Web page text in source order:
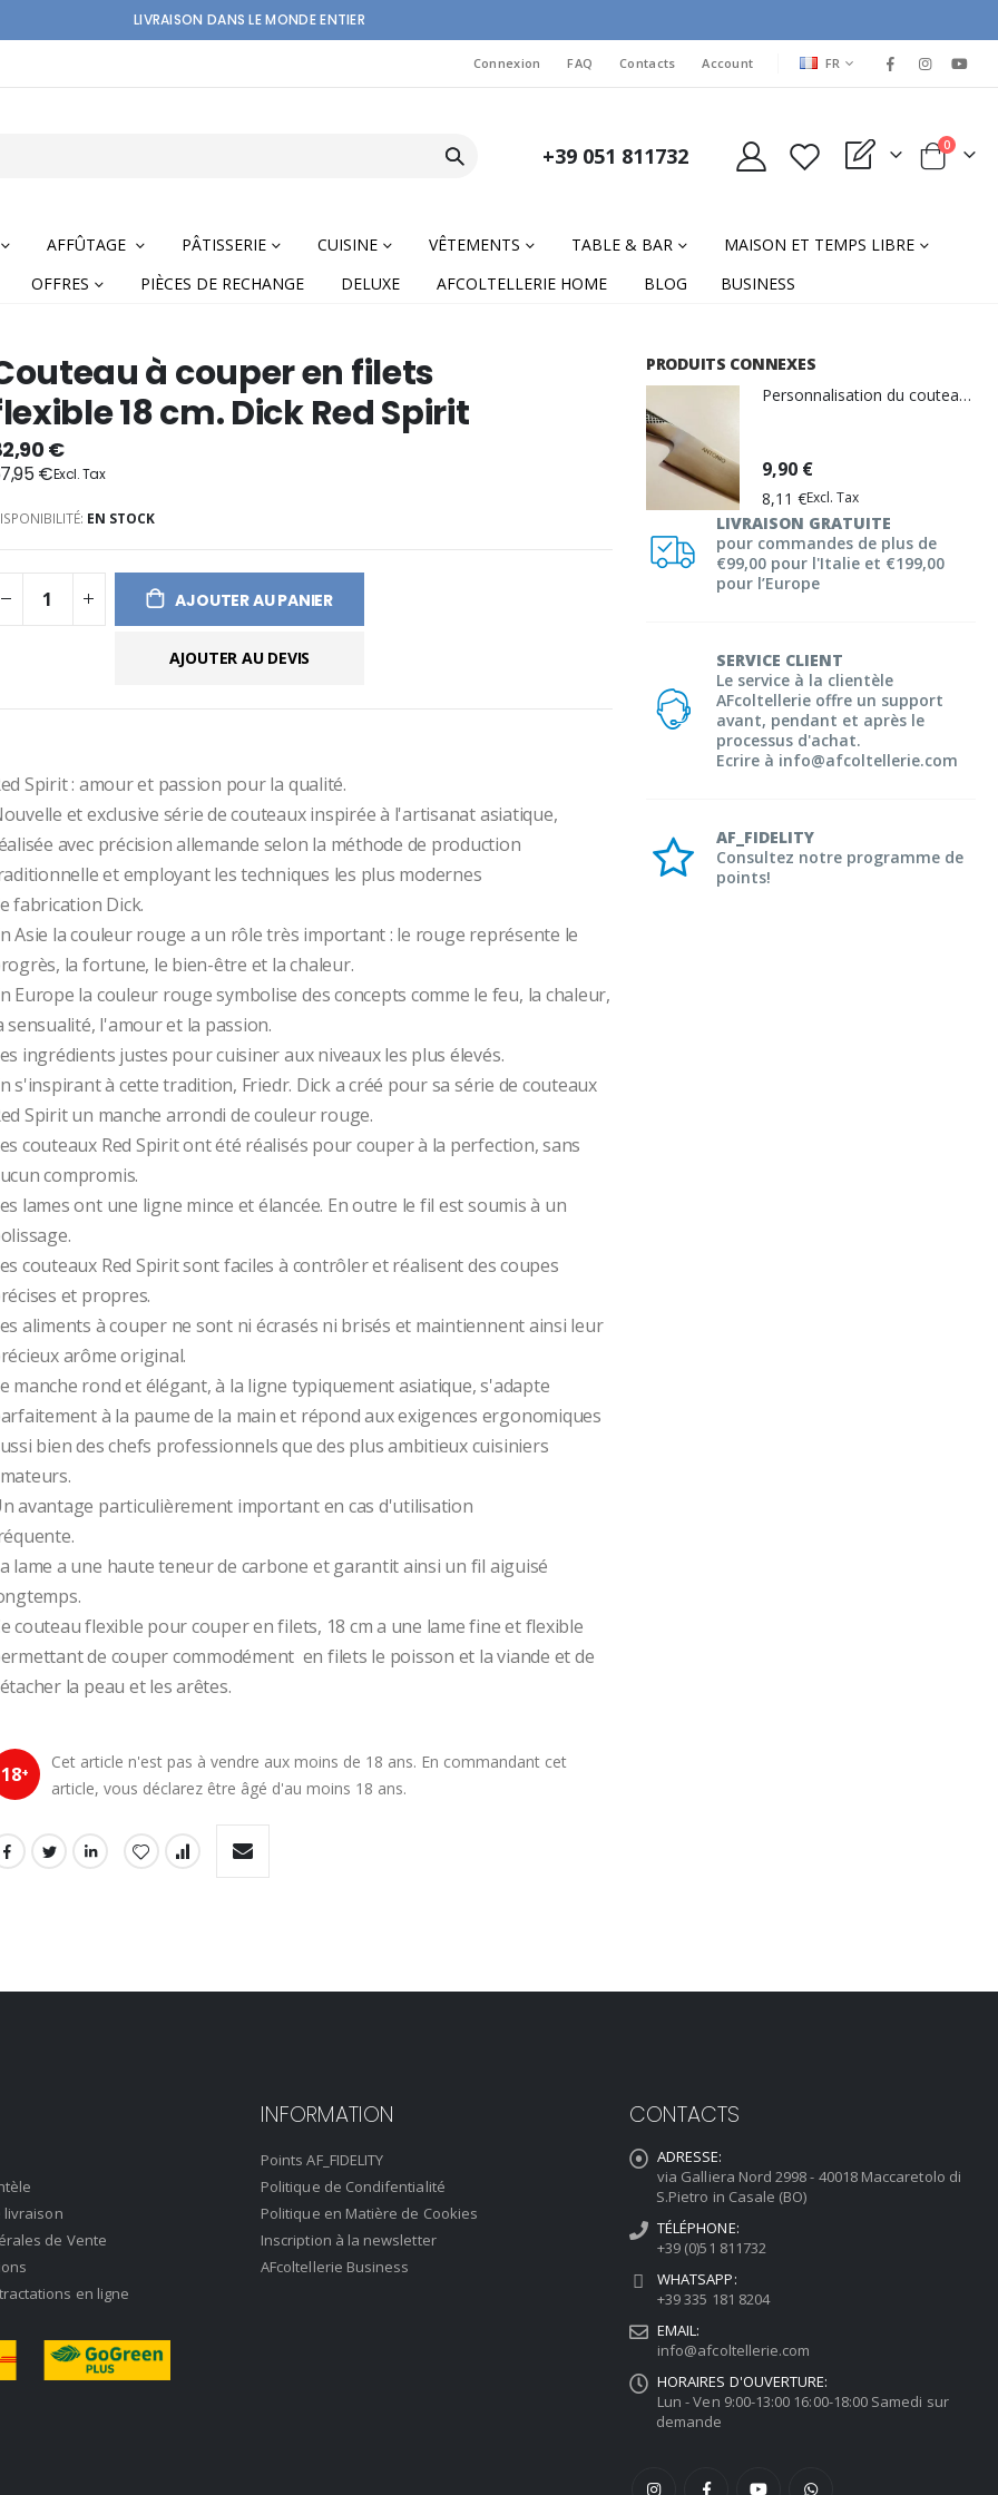
LIVRAISON DANS LE MONDE ENTIER
Connexion FAQ Contacts Account LANGUAGE
FR
+39 051 811732 My Quote Cart
0items
AFFÛTAGE PÂTISSERIE CUISINE VÊTEMENTS TABLE & BAR
MAISON ET TEMPS LIBRE
OFFRES PIÈCES DE RECHANGE DELUXE AFCOLTELLERIE HOME BLOG BUSINESS
PRODUITS CONNEXES
Personnalisation du couteau de gravure laser
9,90 €
8,11 €
LIVRAISON GRATUITE
pour commandes de plus de
€99,00 pour l'Italie et €199,00
pour l’Europe
SERVICE CLIENT
Le service à la clientèle
AFcoltellerie offre un support
avant, pendant et après le
processus d'achat.
Ecrire à info@afcoltellerie.com
AF_FIDELITY
Consultez notre programme de
points!
à couper en filets
18 cm. Dick Red Spirit
€
€
EN STOCK
AJOUTER AU PANIER
AJOUTER AU DEVIS
Spirit : amour et passion pour la qualité.
et exclusive série de couteaux inspirée à l'artisanat asiatique,
avec précision allemande selon la méthode de production
et employant les techniques les plus modernes
fabrication Dick.
Asie la couleur rouge a un rôle très important : le rouge représente le
la fortune, le bien-être et la chaleur.
Europe la couleur rouge symbolise des concepts comme le feu, la chaleur,
sensualité, l'amour et la passion.
ingrédients justes pour cuisiner aux niveaux les plus élevés.
s'inspirant à cette tradition, Friedr. Dick a créé pour sa série de couteaux
Spirit un manche arrondi de couleur rouge.
couteaux Red Spirit ont été réalisés pour couper à la perfection, sans
compromis.
lames ont une ligne mince et élancée. En outre le fil est soumis à un
couteaux Red Spirit sont faciles à contrôler et réalisent des coupes
et propres.
aliments à couper ne sont ni écrasés ni brisés et maintiennent ainsi leur
arôme original.
manche rond et élégant, à la ligne typiquement asiatique, s'adapte
à la paume de la main et répond aux exigences ergonomiques
bien des chefs professionnels que des plus ambitieux cuisiniers
avantage particulièrement important en cas d'utilisation
lame a une haute teneur de carbone et garantit ainsi un fil aiguisé
couteau flexible pour couper en filets, 18 cm a une lame fine et flexible
de couper commodément  en filets le poisson et la viande et de
la peau et les arêtes.
18+
Cet article n'est pas à vendre aux moins de 18 ans. En commandant cet
article, vous déclarez être âgé d'au moins 18 ans.
livraison
de Vente
en ligne
INFORMATION
Points AF_FIDELITY
Politique de Condifentialité
Politique en Matière de Cookies
Inscription à la newsletter
AFcoltellerie Business
CONTACTS
ADRESSE:
via Galliera Nord 2998 - 40018 Maccaretolo di
S.Pietro in Casale (BO)
TÉLÉPHONE:
+39 (0)51 811732
WHATSAPP:
+39 335 181 8204
EMAIL:
info@afcoltellerie.com
HORAIRES D'OUVERTURE:
Lun - Ven 9:00-13:00 16:00-18:00 Samedi sur
demande